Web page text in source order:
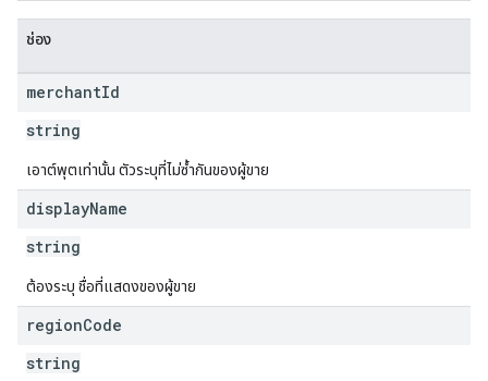
ช่อง
merchantId
string
เอาต์พุตเท่านั้น ตัวระบุที่ไม่ซ้ำกันของผู้ขาย
displayName
string
ต้องระบุ ชื่อที่แสดงของผู้ขาย
regionCode
string